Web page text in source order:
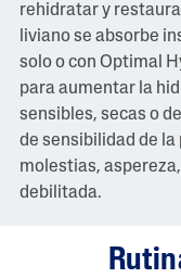
rehidratar y
liviano se absorbe
solo o con Optimal
para aumentar la
sensibles, secas o
de sensibilidad de
molestias,
debilitada.